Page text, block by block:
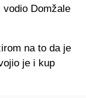
Domžale
na to da je
je i kup